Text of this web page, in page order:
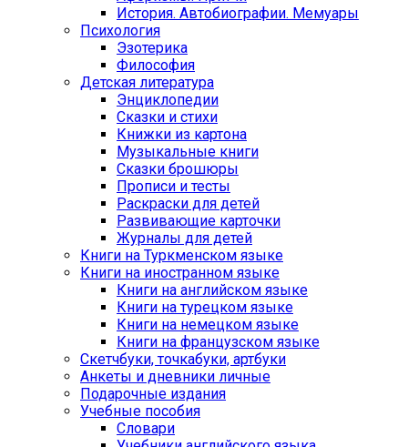
История. Автобиографии. Мемуары
Психология
Эзотерика
Философия
Детская литература
Энциклопедии
Сказки и стихи
Книжки из картона
Музыкальные книги
Сказки брошюры
Прописи и тесты
Раскраски для детей
Развивающие карточки
Журналы для детей
Книги на Туркменском языке
Книги на иностранном языке
Книги на английском языке
Книги на турецком языке
Книги на немецком языке
Книги на французском языке
Cкетчбуки, точкабуки, артбуки
Анкеты и дневники личные
Подарочные издания
Учебные пособия
Словари